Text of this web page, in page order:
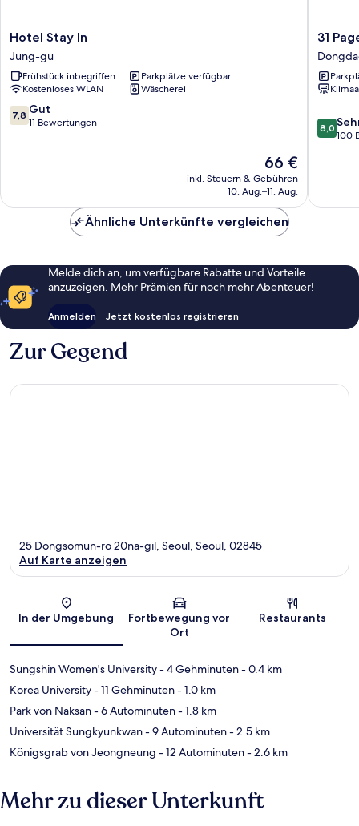
Hotel
Stay
In
Jung-
gu
Hotel Stay In
Jung-gu
Frühstück inbegriffen
Parkplätze verfügbar
Kostenloses WLAN
Wäscherei
7.8
von
7,8 Gut
11 Bewertungen
Der
Preis
beträgt
66 €
inkl. Steuern & Gebühren
10. Aug.–11. Aug.
31
Page
gu
31
8.0
von
8,0
100
Ähnliche Unterkünfte vergleichen
Melde dich an, um verfügbare Rabatte und Vorteile
anzuzeigen. Mehr Prämien für noch mehr Abenteuer!
Anmelden Jetzt kostenlos registrieren
Zur Gegend
Karte
25 Dongsomun-ro 20na-gil, Seoul, Seoul, 02845
Auf Karte anzeigen
In der Umgebung
Fortbewegung vor
Ort
Restaurants
Sungshin Women's University- 4 Gehminuten- 0.4 km
Korea University- 11 Gehminuten- 1.0 km
Park von Naksan- 6 Autominuten- 1.8 km
Universität Sungkyunkwan- 9 Autominuten- 2.5 km
Königsgrab von Jeongneung - 12 Autominuten- 2.6 km
Mehr zu dieser Unterkunft